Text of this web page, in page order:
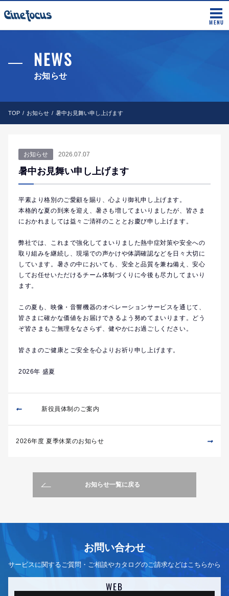
MENU
NEWS
お知らせ
TOP お知らせ 暑中お見舞い申し上げます
お知らせ 2026.07.07
暑中お見舞い申し上げます
平素より格別のご愛顧を賜り、心より御礼申し上げます。
本格的な夏の到来を迎え、暑さも増してまいりましたが、皆さま
におかれましては益々ご清祥のこととお慶び申し上げます。
弊社では、これまで強化してまいりました熱中症対策や安全への
取り組みを継続し、現場での声かけや体調確認などを日々大切に
しています。暑さの中においても、安全と品質を兼ね備え、安心
してお任せいただけるチーム体制づくりに今後も尽力してまいり
ます。
この夏も、映像・音響機器のオペレーションサービスを通じて、
皆さまに確かな価値をお届けできるよう努めてまいります。どう
ぞ皆さまもご無理をなさらず、健やかにお過ごしください。
皆さまのご健康とご安全を心よりお祈り申し上げます。
2026年 盛夏
新役員体制のご案内
2026年度 夏季休業のお知らせ
お知らせ一覧に戻る
お問い合わせ
サービスに関するご質問・ご相談やカタログのご請求などはこちらから
WEB